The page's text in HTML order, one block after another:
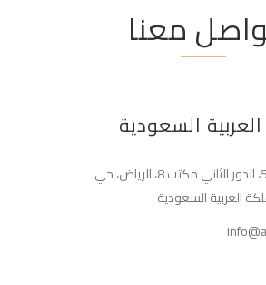
معنا
السعودية
عمارة رقم 5، الدور الثاني مكتب 8، الرياض، حي
العربية السعودية